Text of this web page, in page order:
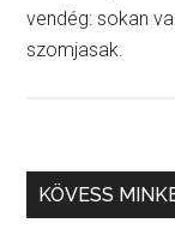
vendég: sokan
szomjasak.
KÖVESS